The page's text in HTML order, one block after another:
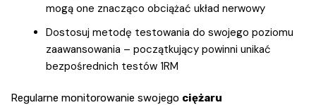
mogą one znacząco obciążać układ nerwowy
Dostosuj metodę testowania do swojego poziomu
zaawansowania – początkujący powinni unikać
bezpośrednich testów 1RM
Regularne monitorowanie swojego ciężaru